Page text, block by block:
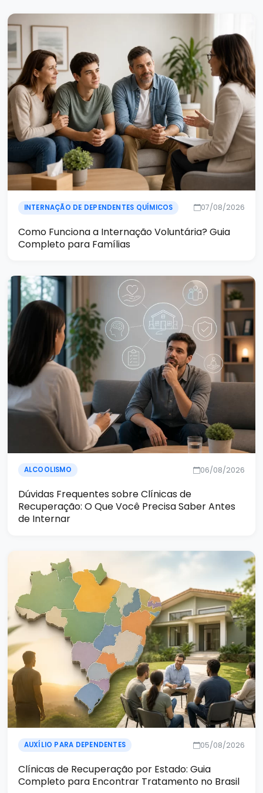
INTERNAÇÃO DE DEPENDENTES QUÍMICOS 07/08/2026
Como Funciona a Internação Voluntária? Guia
Completo para Famílias
ALCOOLISMO 06/08/2026
Dúvidas Frequentes sobre Clínicas de
Recuperação: O Que Você Precisa Saber Antes
de Internar
AUXÍLIO PARA DEPENDENTES 05/08/2026
Clínicas de Recuperação por Estado: Guia
Completo para Encontrar Tratamento no Brasil